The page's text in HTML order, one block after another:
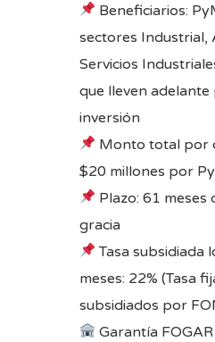
Beneficiarios:
sectores Industrial,
Servicios
que lleven
inversión
Monto total por
$20 millones por
Plazo: 61 meses
gracia
Tasa subsidiada
meses: 22% (Tasa
subsidiados por
Garantía